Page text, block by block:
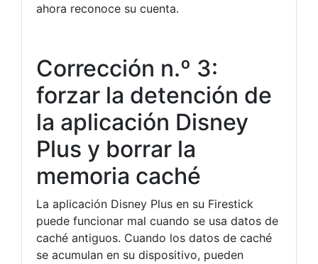
ahora reconoce su cuenta.
Corrección n.º 3:
forzar la detención de
la aplicación Disney
Plus y borrar la
memoria caché
La aplicación Disney Plus en su Firestick
puede funcionar mal cuando se usa datos de
caché antiguos. Cuando los datos de caché
se acumulan en su dispositivo, pueden